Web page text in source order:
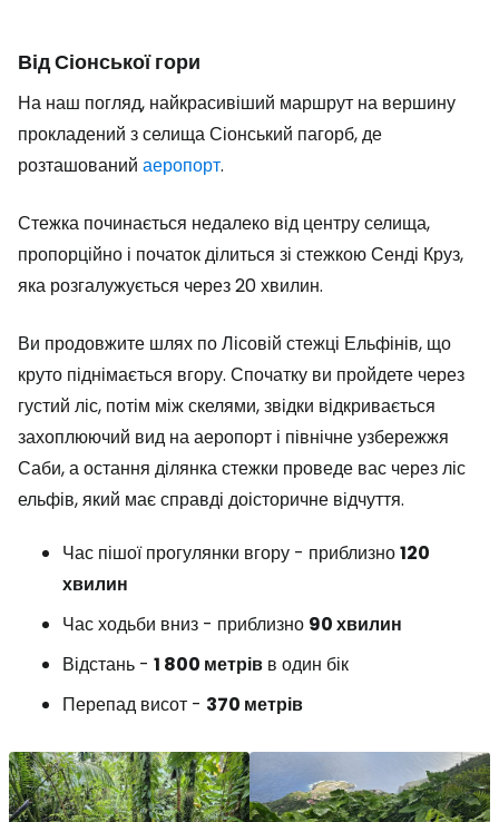
Від Сіонської гори
На наш погляд, найкрасивіший маршрут на вершину
прокладений з селища Сіонський пагорб, де
розташований аеропорт.
Стежка починається недалеко від центру селища,
пропорційно і початок ділиться зі стежкою Сенді Круз,
яка розгалужується через 20 хвилин.
Ви продовжите шлях по Лісовій стежці Ельфінів, що
круто піднімається вгору. Спочатку ви пройдете через
густий ліс, потім між скелями, звідки відкривається
захоплюючий вид на аеропорт і північне узбережжя
Саби, а остання ділянка стежки проведе вас через ліс
ельфів, який має справді доісторичне відчуття.
Час пішої прогулянки вгору - приблизно120
хвилин
Час ходьби вниз - приблизно 90 хвилин
Відстань - 1 800 метрів в один бік
Перепад висот - 370 метрів